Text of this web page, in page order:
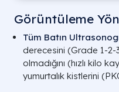
Görüntüleme
Tüm Batın
derecesini (Grade 1-
olmadığını (hızlı kilo
yumurtalık kistlerini